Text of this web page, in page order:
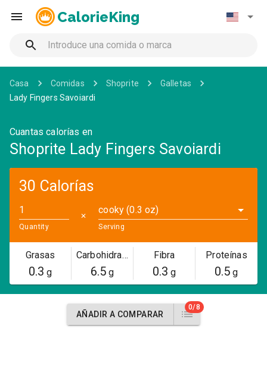
CalorieKing
Casa Comidas Shoprite
Galletas
Lady Fingers Savoiardi
Cuantas calorías en
Shoprite Lady Fingers Savoiardi
30 Calorías
Quantity
✕
cooky (0.3 oz)
Serving
Grasas
0.3 g
Carbohidratos
6.5g
Fibra
0.3 g
Proteínas
0.5 g
AÑADIR A COMPARAR
0/8